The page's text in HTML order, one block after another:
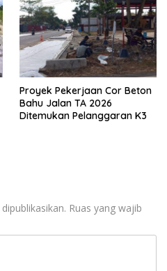
Proyek Pekerjaan Cor Beton
Bahu Jalan TA 2026
Ditemukan Pelanggaran K3
Ruas yang wajib